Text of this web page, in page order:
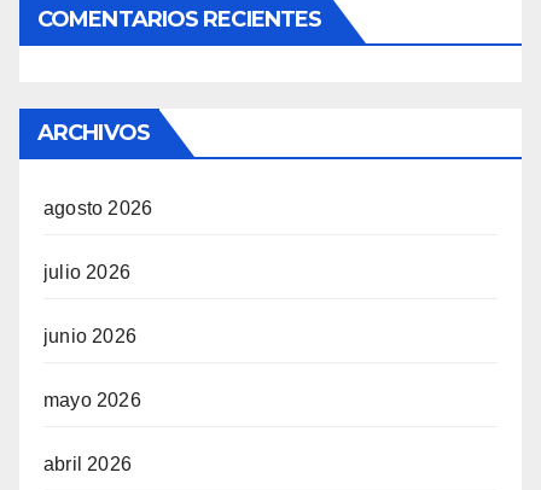
COMENTARIOS RECIENTES
ARCHIVOS
agosto 2026
julio 2026
junio 2026
mayo 2026
abril 2026